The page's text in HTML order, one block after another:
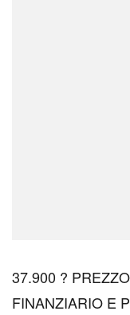
37.900 ?
FINANZIARIO E